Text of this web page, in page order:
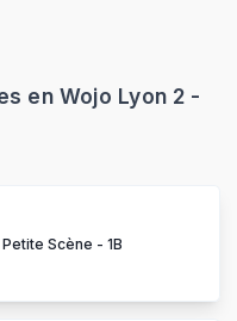
en Wojo Lyon 2 -
Scène - 1B